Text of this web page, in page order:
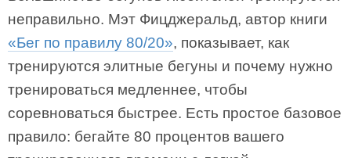
неправильно. Мэт Фицджеральд, автор книги
«Бег по правилу 80/20», показывает, как
тренируются элитные бегуны и почему нужно
тренироваться медленнее, чтобы
соревноваться быстрее. Есть простое базовое
правило: бегайте 80 процентов вашего